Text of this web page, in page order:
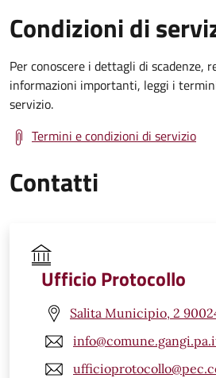
Condizioni di
Per conoscere i dettagli di scadenze,
informazioni importanti, leggi i
servizio.
Termini e condizioni di servizio
Contatti
Ufficio Protocollo
Salita Municipio, 2